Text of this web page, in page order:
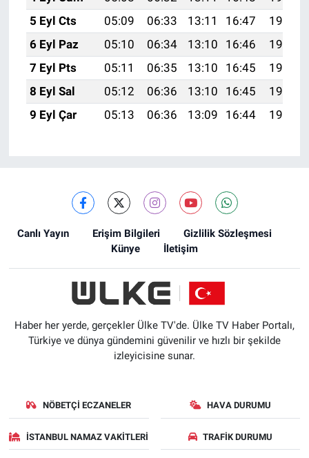
5 Eyl Cts
05:09 06:33 13:11 16:47
19:38
6 Eyl Paz
05:10 06:34 13:10 16:46
19:37
7 Eyl Pts
05:11 06:35 13:10 16:45
19:35
8 Eyl Sal
05:12 06:36 13:10 16:45
19:34
9 Eyl Çar
05:13 06:36 13:09 16:44 19:32
Canlı Yayın Erişim Bilgileri
Gizlilik Sözleşmesi
Künye
İletişim
Haber her yerde, gerçekler Ülke TV'de. Ülke TV Haber Portalı,
Türkiye ve dünya gündemini güvenilir ve hızlı bir şekilde
izleyicisine sunar.
NÖBETÇI ECZANELER HAVA DURUMU
İSTANBUL NAMAZ VAKITLERI TRAFIK DURUMU